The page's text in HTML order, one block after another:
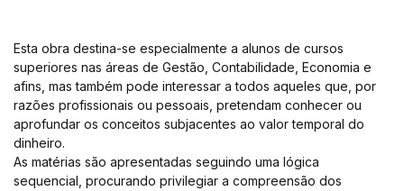
Esta obra destina-se especialmente a alunos de cursos
superiores nas áreas de Gestão, Contabilidade, Economia e
afins, mas também pode interessar a todos aqueles que, por
razões profissionais ou pessoais, pretendam conhecer ou
aprofundar os conceitos subjacentes ao valor temporal do
dinheiro.
As matérias são apresentadas seguindo uma lógica
sequencial, procurando privilegiar a compreensão dos